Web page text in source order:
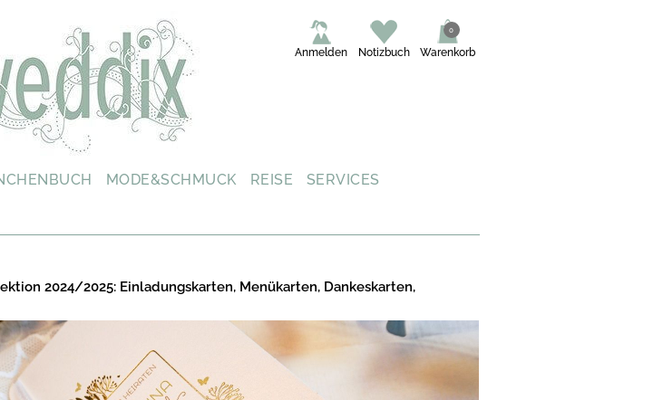
Warenkorb
0
Notizbuch
Anmelden
MODE&SCHMUCK REISE SERVICES
2024/2025: Einladungskarten, Menükarten, Dankeskarten,